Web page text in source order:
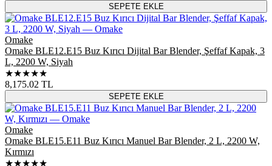
SEPETE EKLE
Omake
Omake BLE12.E15 Buz Kırıcı Dijital Bar Blender, Şeffaf Kapak, 3
L, 2200 W, Siyah
★★★★★
8,175.02 TL
SEPETE EKLE
Omake
Omake BLE15.E11 Buz Kırıcı Manuel Bar Blender, 2 L, 2200 W,
Kırmızı
★★★★★